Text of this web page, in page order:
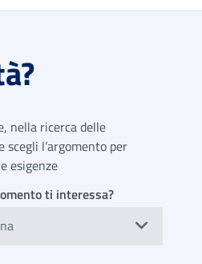
nella ricerca delle
l’argomento per
esigenze
ti interessa?